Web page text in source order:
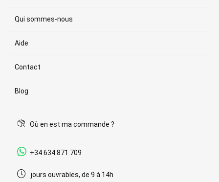
Qui sommes-nous
Aide
Contact
Blog
Où en est ma commande ?
+34 634 871 709
jours ouvrables, de 9 à 14h